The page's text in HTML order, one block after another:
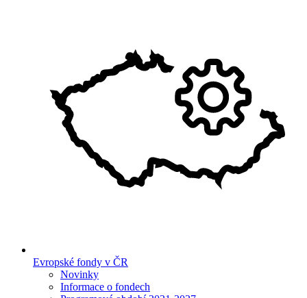
Evropské fondy v ČR
Novinky
Informace o fondech